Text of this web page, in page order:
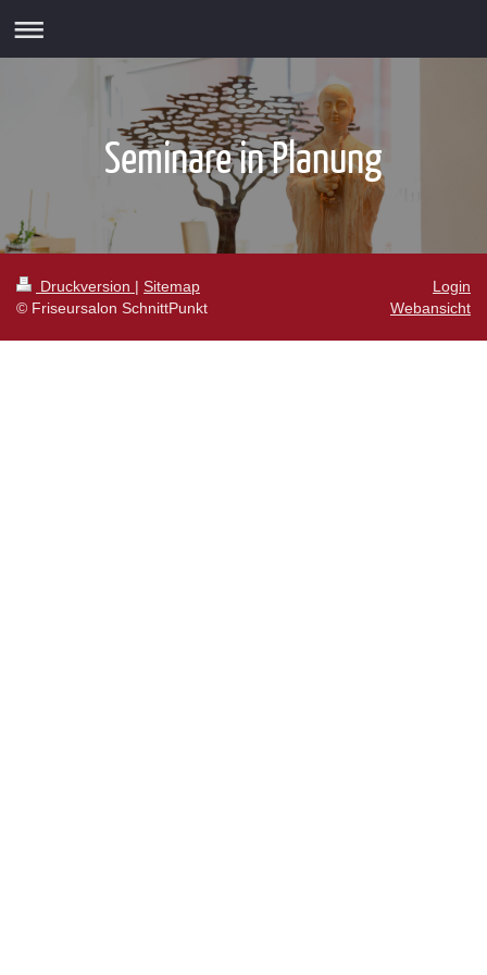
Seminare in Planung
Druckversion | Sitemap
© Friseursalon SchnittPunkt
Login
Webansicht